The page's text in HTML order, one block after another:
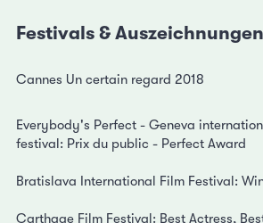
Festivals & Auszeichnungen
Cannes Un certain regard 2018
Everybody's Perfect - Geneva
festival: Prix du public - Perfect Award
Bratislava International Film Festival:
Carthage Film Festival: Best Actress,